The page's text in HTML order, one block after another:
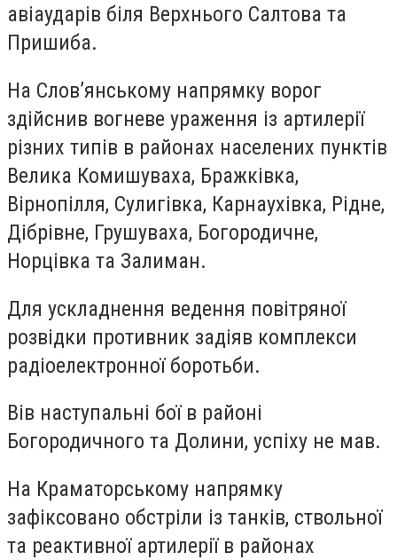
авіаударів біля Верхнього Салтова та
Пришиба.
На Слов’янському напрямку ворог
здійснив вогневе ураження із артилерії
різних типів в районах населених пунктів
Велика Комишуваха, Бражківка,
Вірнопілля, Сулигівка, Карнаухівка, Рідне,
Дібрівне, Грушуваха, Богородичне,
Норцівка та Залиман.
Для ускладнення ведення повітряної
розвідки противник задіяв комплекси
радіоелектронної боротьби.
Вів наступальні бої в районі
Богородичного та Долини, успіху не мав.
На Краматорському напрямку
зафіксовано обстріли із танків, ствольної
та реактивної артилерії в районах